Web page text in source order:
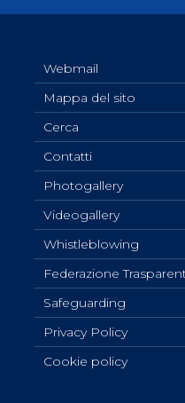
Webmail
Mappa del sito
Cerca
Contatti
Photogallery
Videogallery
Whistleblowing
Federazione
Safeguarding
Privacy Policy
Cookie policy